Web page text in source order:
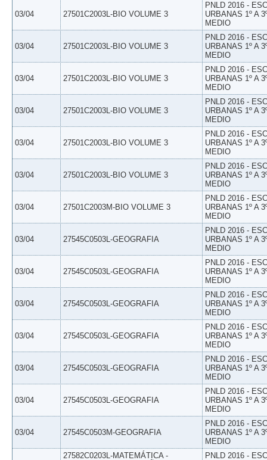
03/04 27501C2003L-BIO VOLUME 3
PNLD 2016 -
URBANAS 1º A
MEDIO
03/04 27501C2003L-BIO VOLUME 3
PNLD 2016 -
URBANAS 1º A
MEDIO
03/04 27501C2003L-BIO VOLUME 3
PNLD 2016 -
URBANAS 1º A
MEDIO
03/04 27501C2003L-BIO VOLUME 3
PNLD 2016 -
URBANAS 1º A
MEDIO
03/04 27501C2003L-BIO VOLUME 3
PNLD 2016 -
URBANAS 1º A
MEDIO
03/04 27501C2003L-BIO VOLUME 3
PNLD 2016 -
URBANAS 1º A
MEDIO
03/04 27501C2003M-BIO VOLUME 3
PNLD 2016 -
URBANAS 1º A
MEDIO
03/04 27545C0503L-GEOGRAFIA
PNLD 2016 -
URBANAS 1º A
MEDIO
03/04 27545C0503L-GEOGRAFIA
PNLD 2016 -
URBANAS 1º A
MEDIO
03/04 27545C0503L-GEOGRAFIA
PNLD 2016 -
URBANAS 1º A
MEDIO
03/04 27545C0503L-GEOGRAFIA
PNLD 2016 -
URBANAS 1º A
MEDIO
03/04 27545C0503L-GEOGRAFIA
PNLD 2016 -
URBANAS 1º A
MEDIO
03/04 27545C0503L-GEOGRAFIA
PNLD 2016 -
URBANAS 1º A
MEDIO
03/04 27545C0503M-GEOGRAFIA
PNLD 2016 -
URBANAS 1º A
MEDIO
27582C0203L-MATEMÁTICA -
PNLD 2016 -